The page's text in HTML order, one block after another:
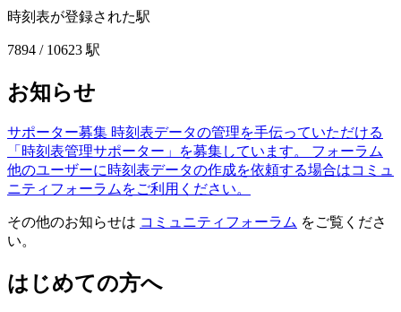
時刻表が登録された駅
7894 / 10623 駅
お知らせ
サポーター募集 時刻表データの管理を手伝っていただける
「時刻表管理サポーター」を募集しています。
フォーラム
他のユーザーに時刻表データの作成を依頼する場合はコミュ
ニティフォーラムをご利用ください。
その他のお知らせは コミュニティフォーラム をご覧くださ
い。
はじめての方へ